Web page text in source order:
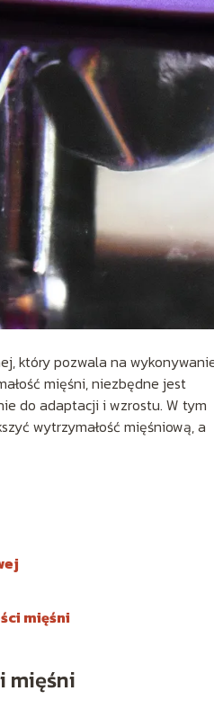
który pozwala na
mięśni, niezbędne jest
do adaptacji i wzrostu. W tym
wytrzymałość mięśniową, a
mięśni
mięśni